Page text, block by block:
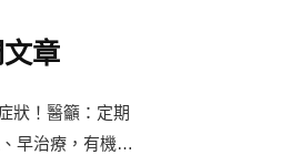
章
狀！醫籲：定期
早治療，有機會